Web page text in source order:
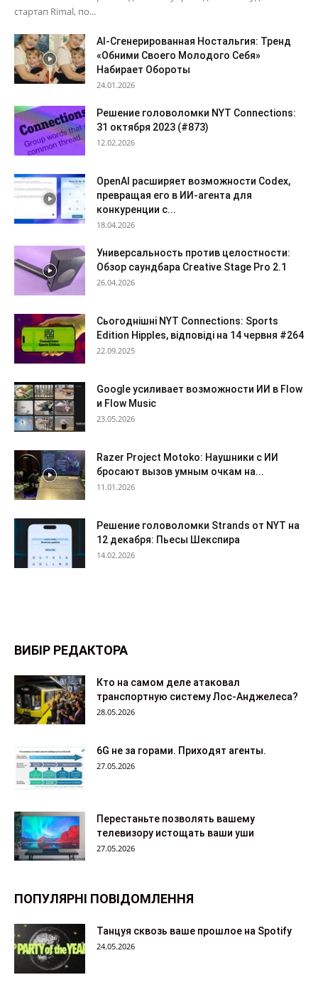
стартап Rimal, по...
AI-Сгенерированная Ностальгия: Тренд
«Обними Своего Молодого Себя»
Набирает Обороты
24.01.2026
Решение головоломки NYT Connections:
31 октября 2023 (#873)
12.02.2026
OpenAI расширяет возможности Codex,
превращая его в ИИ-агента для
конкуренции с...
18.04.2026
Универсальность против целостности:
Обзор саундбара Creative Stage Pro 2.1
26.04.2026
Сьогоднішні NYT Connections: Sports
Edition Hipples, відповіді на 14 червня #264
22.09.2025
Google усиливает возможности ИИ в Flow
и Flow Music
23.05.2026
Razer Project Motoko: Наушники с ИИ
бросают вызов умным очкам на...
11.01.2026
Решение головоломки Strands от NYT на
12 декабря: Пьесы Шекспира
14.02.2026
ВИБІР РЕДАКТОРА
Кто на самом деле атаковал
транспортную систему Лос-Анджелеса?
28.05.2026
6G не за горами. Приходят агенты.
27.05.2026
Перестаньте позволять вашему
телевизору истощать ваши уши
27.05.2026
ПОПУЛЯРНІ ПОВІДОМЛЕННЯ
Танцуя сквозь ваше прошлое на Spotify
24.05.2026